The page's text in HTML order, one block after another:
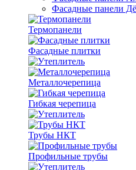
Фасадные панели
Термопанели
Фасадные плитки
Металлочерепица
Гибкая черепица
Трубы НКТ
Профильные трубы